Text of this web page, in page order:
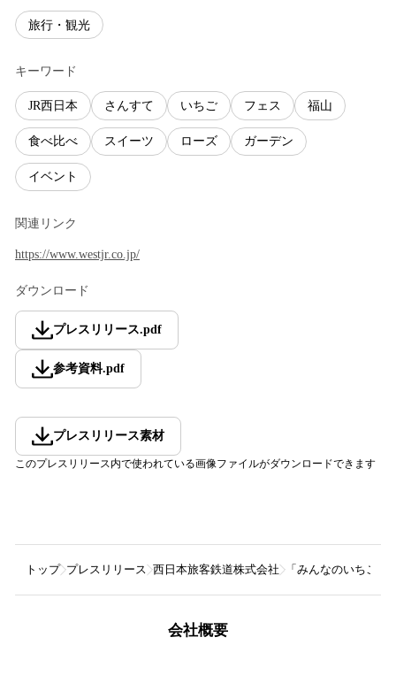
旅行・観光
キーワード
JR西日本 さんすて いちご フェス 福山
食べ比べ スイーツ ローズ ガーデン
イベント
関連リンク
https://www.westjr.co.jp/
ダウンロード
プレスリリース.pdf
参考資料.pdf
プレスリリース素材
このプレスリリース内で使われている画像ファイルがダウンロードできます
トップ プレスリリース 西日本旅客鉄道株式会社 「みんなのいちご
会社概要